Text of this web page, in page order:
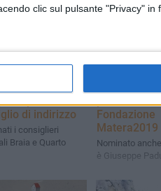
clic sul pulsante "Privacy" in
di indirizzo
i consiglieri
Braia e Quarto
Fondazione
Matera2019
Nominato
è Giuseppe